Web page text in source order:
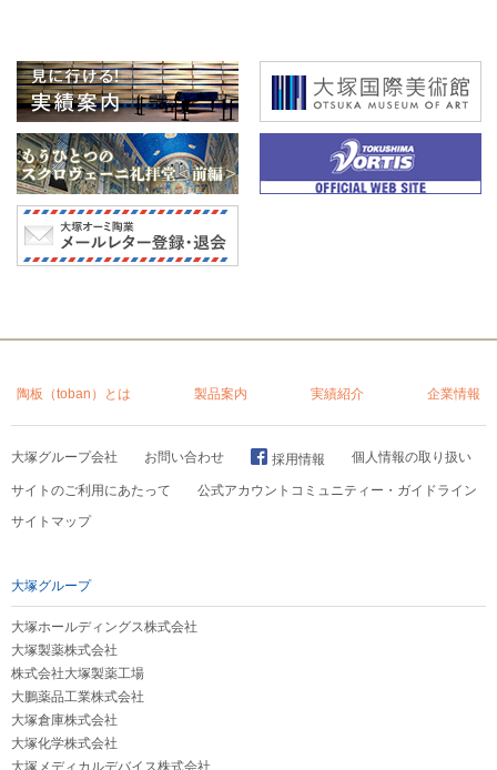
陶板（toban）とは 製品案内 実績紹介 企業情報
大塚グループ会社 お問い合わせ 採用情報 個人情報の取り扱い
サイトのご利用にあたって
公式アカウントコミュニティー・ガイドライン
サイトマップ
大塚グループ
大塚ホールディングス株式会社
大塚製薬株式会社
株式会社大塚製薬工場
大鵬薬品工業株式会社
大塚倉庫株式会社
大塚化学株式会社
大塚メディカルデバイス株式会社